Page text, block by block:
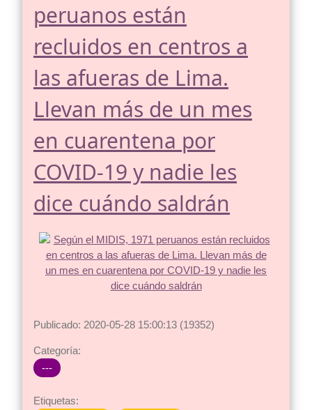
peruanos están
recluidos en centros a
las afueras de Lima.
Llevan más de un mes
en cuarentena por
COVID-19 y nadie les
dice cuándo saldrán
Publicado: 2020-05-28 15:00:13 (19352)
Categoría:
---
Etiquetas: